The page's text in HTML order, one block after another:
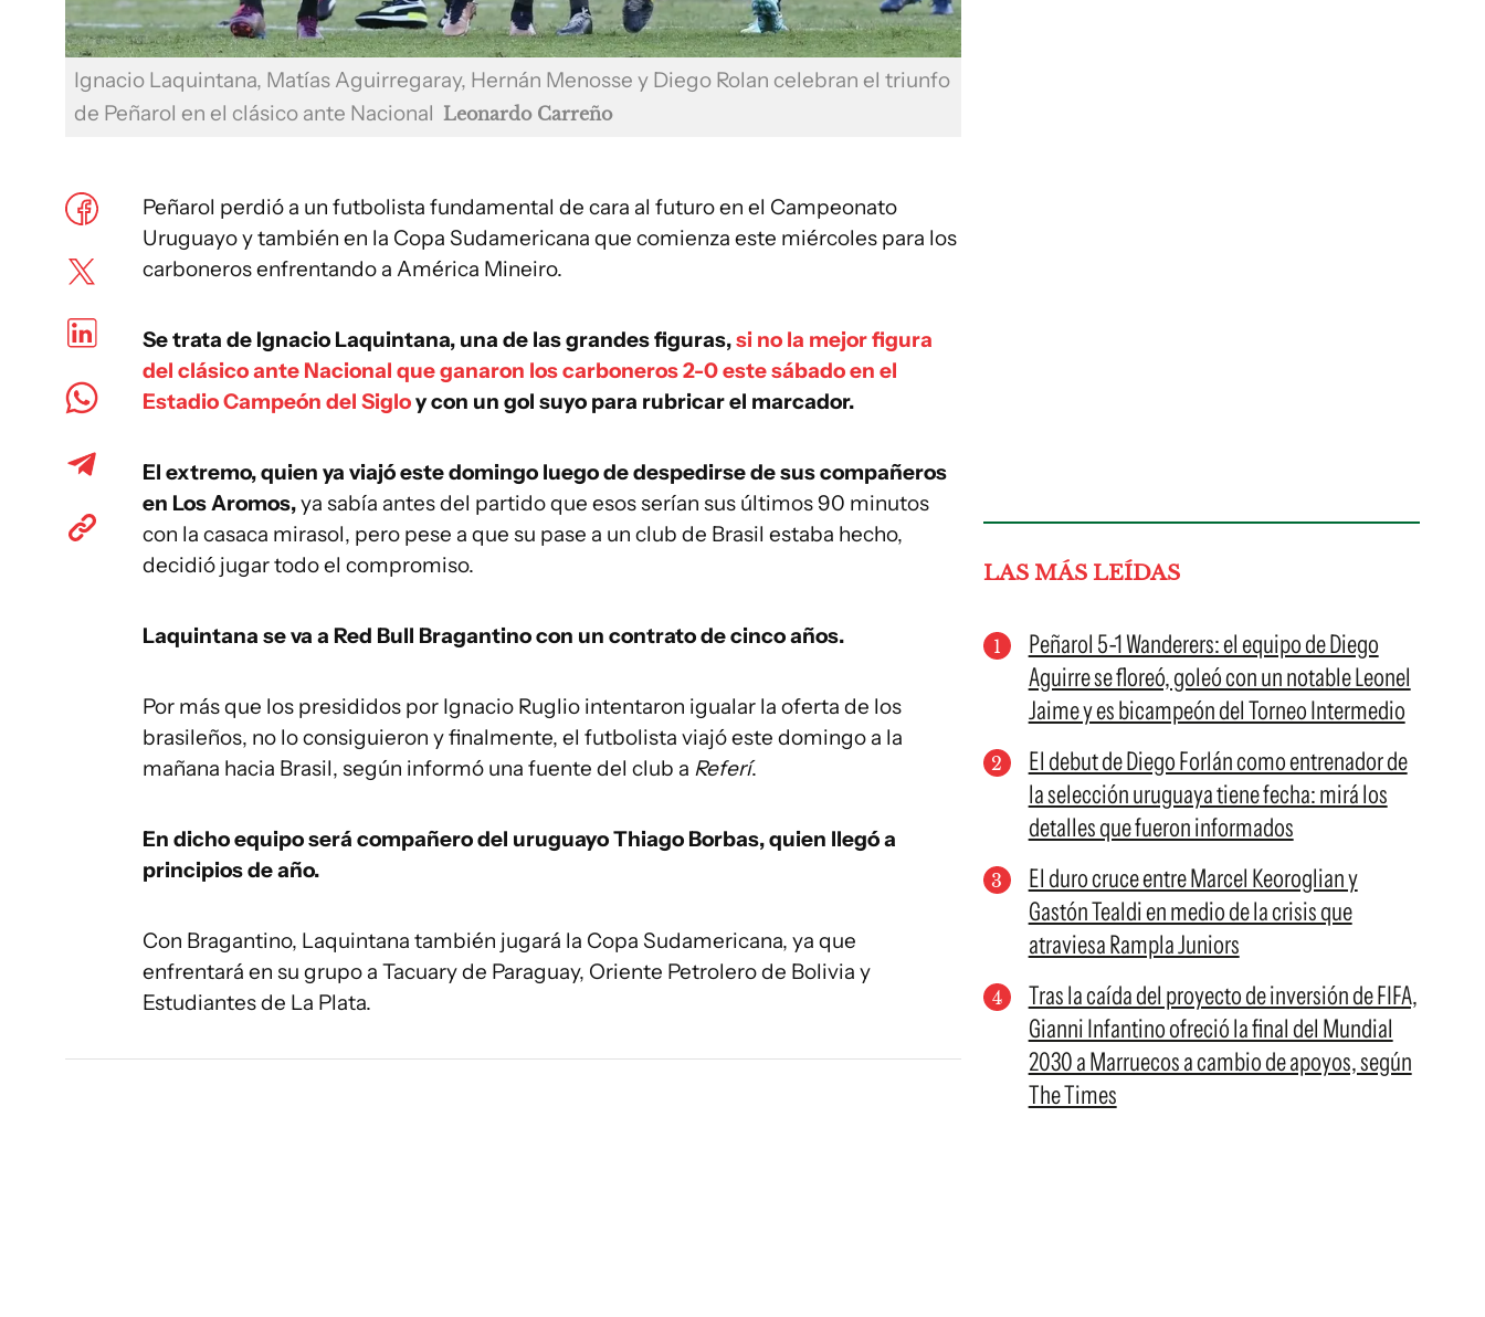
Ignacio Laquintana, Matías Aguirregaray, Hernán Menosse y Diego Rolan celebran el triunfo
de Peñarol en el clásico ante Nacional Leonardo Carreño
Peñarol perdió a un futbolista fundamental de cara al futuro en el Campeonato
Uruguayo y también en la Copa Sudamericana que comienza este miércoles para los
carboneros enfrentando a América Mineiro.
Se trata de Ignacio Laquintana, una de las grandes figuras,si no la mejor figura
del clásico ante Nacional que ganaron los carboneros 2-0 este sábado en el
Estadio Campeón del Sigloy con un gol suyo para rubricar el marcador.
El extremo, quien ya viajó este domingo luego de despedirse de sus compañeros
en Los Aromos,ya sabía antes del partido que esos serían sus últimos 90 minutos
con la casaca mirasol, pero pese a que su pase a un club de Brasil estaba hecho,
decidió jugar todo el compromiso.
Laquintana se va a Red Bull Bragantino con un contrato de cinco años.
Por más que los presididos por Ignacio Ruglio intentaron igualar la oferta de los
brasileños, no lo consiguieron y finalmente, el futbolista viajó este domingo a la
mañana hacia Brasil, según informó una fuente del club a Referí.
En dicho equipo será compañero del uruguayo Thiago Borbas, quien llegó a
principios de año.
Con Bragantino, Laquintana también jugará la Copa Sudamericana, ya que
enfrentará en su grupo a Tacuary de Paraguay, Oriente Petrolero de Bolivia y
Estudiantes de La Plata.
LAS MÁS LEÍDAS
Peñarol 5-1 Wanderers: el equipo de Diego
Aguirre se floreó, goleó con un notable Leonel
Jaime y es bicampeón del Torneo Intermedio
El debut de Diego Forlán como entrenador de
la selección uruguaya tiene fecha: mirá los
detalles que fueron informados
El duro cruce entre Marcel Keoroglian y
Gastón Tealdi en medio de la crisis que
atraviesa Rampla Juniors
Tras la caída del proyecto de inversión de FIFA,
Gianni Infantino ofreció la final del Mundial
2030 a Marruecos a cambio de apoyos, según
The Times